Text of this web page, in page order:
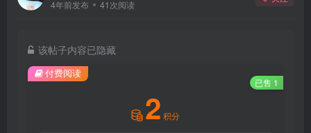
4年前发布 41次阅读
该帖子内容已隐藏
付费阅读
已售 1
2 积分